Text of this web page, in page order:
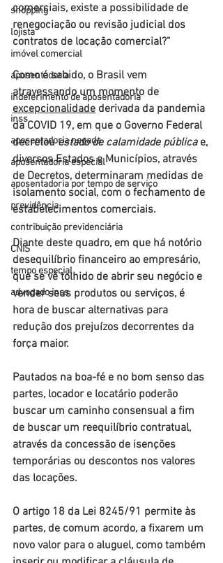
shopping
lojista
imóvel comercial
aposentadoria
indeferimento de aposentadoria
inss
aposentadoria negada
aposentadoria especial
aposentadoria por tempo de serviço
previdência
contribuição previdenciária
CNIS
tempo especial
advogado inss
comerciais, existe a possibilidade de
renegociação ou revisão judicial dos
contratos de locação comercial?”
Como é sabido, o Brasil vem
atravessando um momento de
excepcionalidade derivada da pandemia
da COVID 19, em que o Governo Federal
decretou estado de calamidade pública e,
diversos Estados e Municípios, através
de Decretos, determinaram medidas de
isolamento social, com o fechamento de
estabelecimentos comerciais.
Diante deste quadro, em que há notório
desequilíbrio financeiro ao empresário,
que se vê tolhido de abrir seu negócio e
vender seus produtos ou serviços, é
hora de buscar alternativas para
redução dos prejuízos decorrentes da
força maior.
Pautados na boa-fé e no bom senso das
partes, locador e locatário poderão
buscar um caminho consensual a fim
de buscar um reequilíbrio contratual,
através da concessão de isenções
temporárias ou descontos nos valores
das locações.
O artigo 18 da Lei 8245/91 permite às
partes, de comum acordo, a fixarem um
novo valor para o aluguel, como também